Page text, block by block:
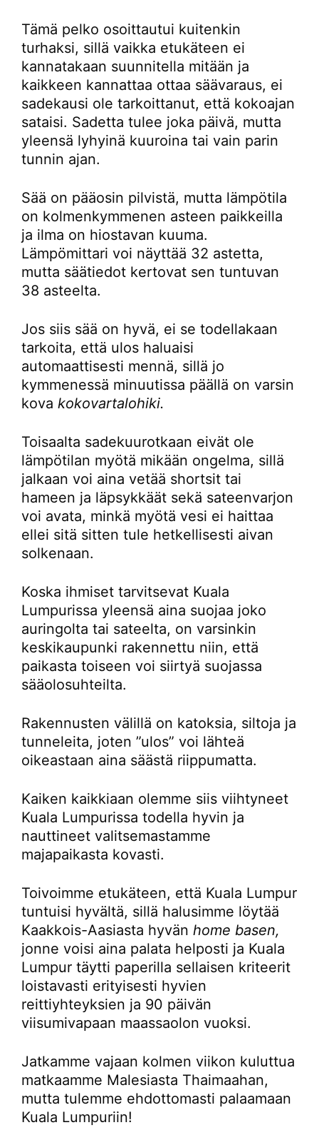
Tämä pelko osoittautui kuitenkin
turhaksi, sillä vaikka etukäteen ei
kannatakaan suunnitella mitään ja
kaikkeen kannattaa ottaa säävaraus, ei
sadekausi ole tarkoittanut, että kokoajan
sataisi. Sadetta tulee joka päivä, mutta
yleensä lyhyinä kuuroina tai vain parin
tunnin ajan.
Sää on pääosin pilvistä, mutta lämpötila
on kolmenkymmenen asteen paikkeilla
ja ilma on hiostavan kuuma.
Lämpömittari voi näyttää 32 astetta,
mutta säätiedot kertovat sen tuntuvan
38 asteelta.
Jos siis sää on hyvä, ei se todellakaan
tarkoita, että ulos haluaisi
automaattisesti mennä, sillä jo
kymmenessä minuutissa päällä on varsin
kova kokovartalohiki.
Toisaalta sadekuurotkaan eivät ole
lämpötilan myötä mikään ongelma, sillä
jalkaan voi aina vetää shortsit tai
hameen ja läpsykkäät sekä sateenvarjon
voi avata, minkä myötä vesi ei haittaa
ellei sitä sitten tule hetkellisesti aivan
solkenaan.
Koska ihmiset tarvitsevat Kuala
Lumpurissa yleensä aina suojaa joko
auringolta tai sateelta, on varsinkin
keskikaupunki rakennettu niin, että
paikasta toiseen voi siirtyä suojassa
sääolosuhteilta.
Rakennusten välillä on katoksia, siltoja ja
tunneleita, joten ”ulos” voi lähteä
oikeastaan aina säästä riippumatta.
Kaiken kaikkiaan olemme siis viihtyneet
Kuala Lumpurissa todella hyvin ja
nauttineet valitsemastamme
majapaikasta kovasti.
Toivoimme etukäteen, että Kuala Lumpur
tuntuisi hyvältä, sillä halusimme löytää
Kaakkois-Aasiasta hyvän home basen,
jonne voisi aina palata helposti ja Kuala
Lumpur täytti paperilla sellaisen kriteerit
loistavasti erityisesti hyvien
reittiyhteyksien ja 90 päivän
viisumivapaan maassaolon vuoksi.
Jatkamme vajaan kolmen viikon kuluttua
matkaamme Malesiasta Thaimaahan,
mutta tulemme ehdottomasti palaamaan
Kuala Lumpuriin!